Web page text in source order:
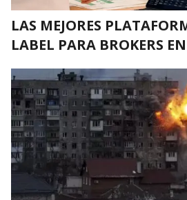
LAS MEJORES
LABEL PARA BROKERS